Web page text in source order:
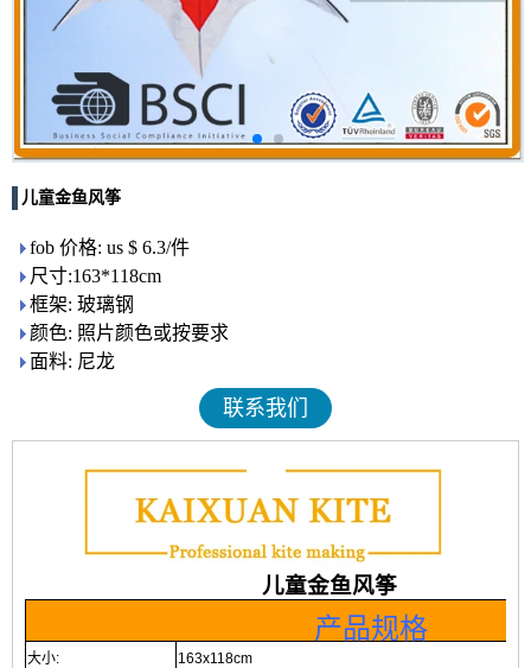
儿童金鱼风筝
fob 价格: us $ 6.3/件
尺寸:163*118cm
框架: 玻璃钢
颜色: 照片颜色或按要求
面料: 尼龙
联系我们
儿童金鱼风筝
产品规格
大小:
163x118cm